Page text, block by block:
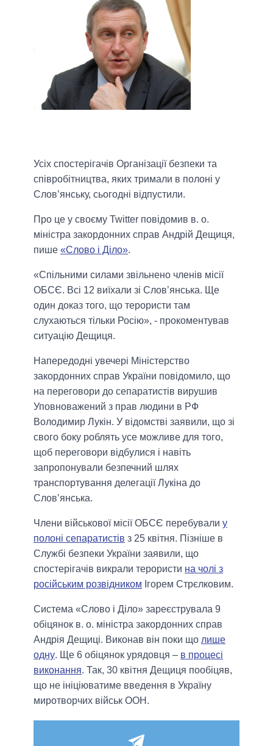
Усіх спостерігачів Організації безпеки та
співробітництва, яких тримали в полоні у
Слов’янську, сьогодні відпустили.
Про це у своєму Twitter повідомив в. о.
міністра закордонних справ Андрій Дещиця,
пише «Слово і Діло».
«Спільними силами звільнено членів місії
ОБСЄ. Всі 12 виїхали зі Слов’янська. Ще
один доказ того, що терористи там
слухаються тільки Росію», - прокоментував
ситуацію Дещиця.
Напередодні увечері Міністерство
закордонних справ України повідомило, що
на переговори до сепаратистів вирушив
Уповноважений з прав людини в РФ
Володимир Лукін. У відомстві заявили, що зі
свого боку роблять усе можливе для того,
щоб переговори відбулися і навіть
запропонували безпечний шлях
транспортування делегації Лукіна до
Слов’янська.
Члени військової місії ОБСЄ перебували у
полоні сепаратистів з 25 квітня. Пізніше в
Службі безпеки України заявили, що
спостерігачів викрали терористи на чолі з
російським розвідником Ігорем Стрєлковим.
Система «Слово і Діло» зареєструвала 9
обіцянок в. о. міністра закордонних справ
Андрія Дещиці. Виконав він поки що лише
одну. Ще 6 обіцянок урядовця – в процесі
виконання. Так, 30 квітня Дещиця пообіцяв,
що не ініціюватиме введення в Україну
миротворчих військ ООН.